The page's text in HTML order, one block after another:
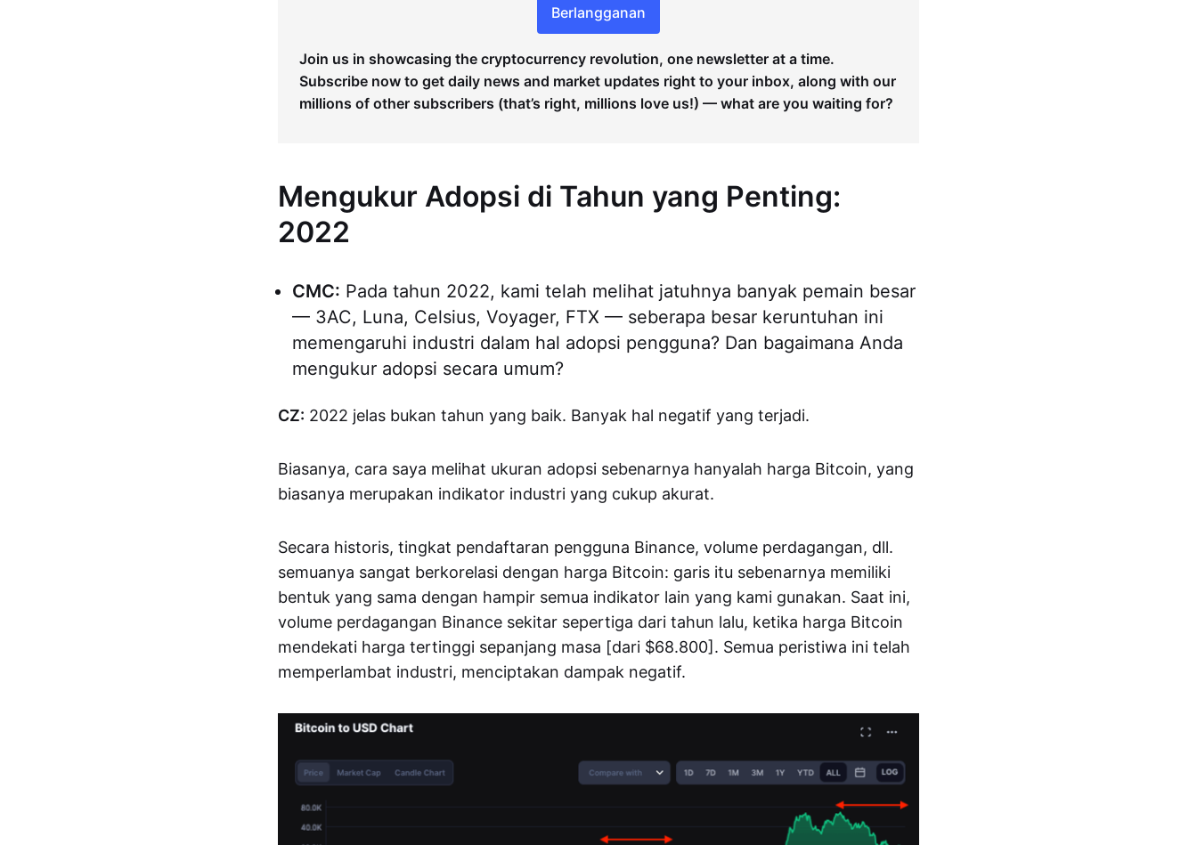
Berlangganan
Join us in showcasing the cryptocurrency revolution, one newsletter at a time.
Subscribe now to get daily news and market updates right to your inbox, along with our
millions of other subscribers (that’s right, millions love us!) — what are you waiting for?
Mengukur Adopsi di Tahun yang Penting:
2022
CMC: Pada tahun 2022, kami telah melihat jatuhnya banyak pemain besar
— 3AC, Luna, Celsius, Voyager, FTX — seberapa besar keruntuhan ini
memengaruhi industri dalam hal adopsi pengguna? Dan bagaimana Anda
mengukur adopsi secara umum?
CZ: 2022 jelas bukan tahun yang baik. Banyak hal negatif yang terjadi.
Biasanya, cara saya melihat ukuran adopsi sebenarnya hanyalah harga Bitcoin, yang
biasanya merupakan indikator industri yang cukup akurat.
Secara historis, tingkat pendaftaran pengguna Binance, volume perdagangan, dll.
semuanya sangat berkorelasi dengan harga Bitcoin: garis itu sebenarnya memiliki
bentuk yang sama dengan hampir semua indikator lain yang kami gunakan. Saat ini,
volume perdagangan Binance sekitar sepertiga dari tahun lalu, ketika harga Bitcoin
mendekati harga tertinggi sepanjang masa [dari $68.800]. Semua peristiwa ini telah
memperlambat industri, menciptakan dampak negatif.